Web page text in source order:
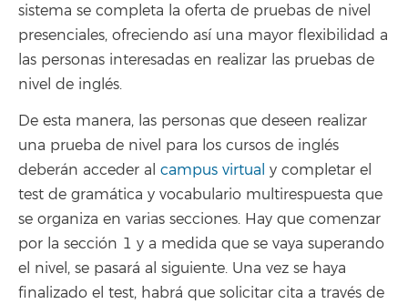
sistema se completa la oferta de pruebas de nivel
presenciales, ofreciendo así una mayor flexibilidad a
las personas interesadas en realizar las pruebas de
nivel de inglés.
De esta manera, las personas que deseen realizar
una prueba de nivel para los cursos de inglés
deberán acceder al campus virtual y completar el
test de gramática y vocabulario multirespuesta que
se organiza en varias secciones. Hay que comenzar
por la sección 1 y a medida que se vaya superando
el nivel, se pasará al siguiente. Una vez se haya
finalizado el test, habrá que solicitar cita a través de